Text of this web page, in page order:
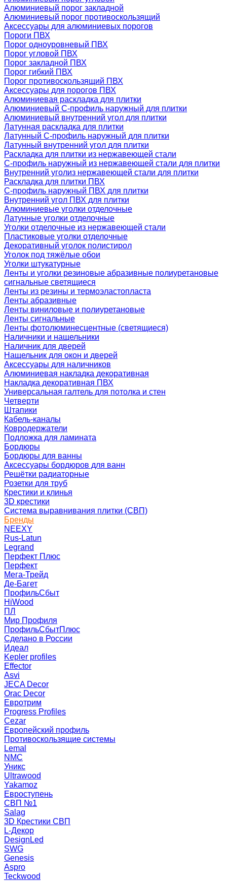
Алюминиевый порог закладной
Алюминиевый порог противоскользящий
Аксессуары для алюминиевых порогов
Пороги ПВХ
Порог одноуровневый ПВХ
Порог угловой ПВХ
Порог закладной ПВХ
Порог гибкий ПВХ
Порог противоскользящий ПВХ
Аксессуары для порогов ПВХ
Алюминиевая раскладка для плитки
Алюминиевый С-профиль наружный для плитки
Алюминиевый внутренний угол для плитки
Латунная раскладка для плитки
Латунный С-профиль наружный для плитки
Латунный внутренний угол для плитки
Раскладка для плитки из нержавеющей стали
С-профиль наружный из нержавеющей стали для плитки
Внутренний уголиз нержавеющей стали для плитки
Раскладка для плитки ПВХ
С-профиль наружный ПВХ для плитки
Внутренний угол ПВХ для плитки
Алюминиевые уголки отделочные
Латунные уголки отделочные
Уголки отделочные из нержавеющей стали
Пластиковые уголки отделочные
Декоративный уголок полистирол
Уголок под тяжёлые обои
Уголки штукатурные
Ленты и уголки резиновые абразивные полиуретановые
сигнальные светящиеся
Ленты из резины и термоэластопласта
Ленты абразивные
Ленты виниловые и полиуретановые
Ленты сигнальные
Ленты фотолюминесцентные (светящиеся)
Наличники и нащельники
Наличник для дверей
Нащельник для окон и дверей
Аксессуары для наличников
Алюминиевая накладка декоративная
Накладка декоративная ПВХ
Универсальная галтель для потолка и стен
Четверти
Штапики
Кабель-каналы
Ковродержатели
Подложка для ламината
Бордюры
Бордюры для ванны
Аксессуары бордюров для ванн
Решётки радиаторные
Розетки для труб
Крестики и клинья
3D крестики
Система выравнивания плитки (СВП)
Бренды
NEEXY
Rus-Latun
Legrand
Перфект Плюс
Перфект
Мега-Трейд
Де-Багет
ПрофильСбыт
HiWood
ПЛ
Мир Профиля
ПрофильСбытПлюс
Сделано в России
Идеал
Kepler profiles
Effector
Asvi
JECA Decor
Orac Decor
Евротрим
Progress Profiles
Cezar
Европейский профиль
Противоскользящие системы
Lemal
NMC
Уникс
Ultrawood
Yakamoz
Евроступень
СВП №1
Salag
3D Крестики СВП
L-Декор
DesignLed
SWG
Genesis
Aspro
Teckwood